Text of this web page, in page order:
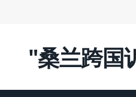
"桑兰跨国